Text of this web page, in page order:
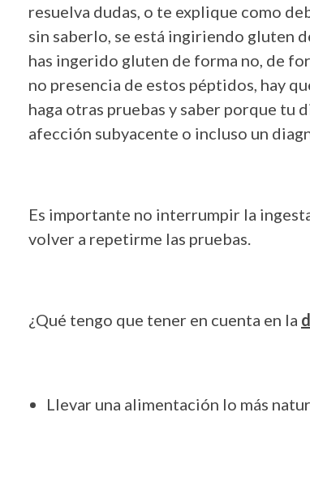
resuelva dudas, o te explique como
sin saberlo, se está ingiriendo gluten
has ingerido gluten de forma no, de
no presencia de estos péptidos, hay
haga otras pruebas y saber porque tu
afección subyacente o incluso un
Es importante no interrumpir la
volver a repetirme las pruebas.
¿Qué tengo que tener en cuenta en la
Llevar una alimentación lo más